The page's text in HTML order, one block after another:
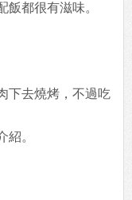
都很有滋味。
下去燒烤，不過吃
紹。